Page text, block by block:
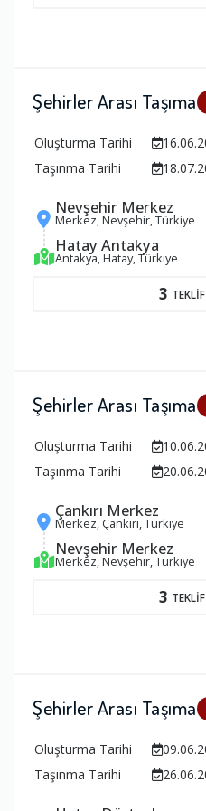
Şehirler Arası Taşıma
Oluşturma Tarihi
Taşınma Tarihi
Nevşehir Merkez
Merkez, Nevşehir, Türkiye
Hatay Antakya
Antakya, Hatay, Türkiye
3
Şehirler Arası Taşıma
Oluşturma Tarihi
Taşınma Tarihi
Çankırı Merkez
Merkez, Çankırı, Türkiye
Nevşehir Merkez
Merkez, Nevşehir, Türkiye
3
Şehirler Arası Taşıma
Oluşturma Tarihi
Taşınma Tarihi